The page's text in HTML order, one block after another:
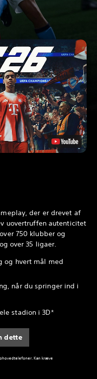
der er drevet af
uovertruffen autenticitet
750 klubber og
over 35 ligaer.
og hvert mål med
når du springer ind i
stadion i 3D*
dette
Kan kræve